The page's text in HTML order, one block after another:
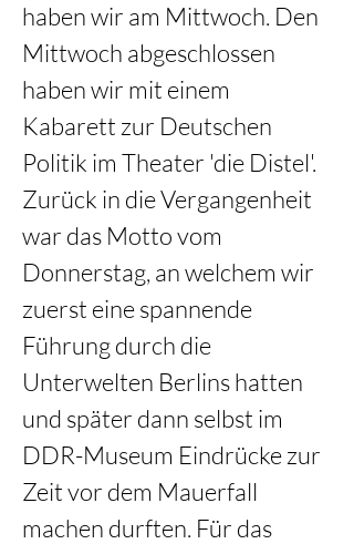
haben wir am Mittwoch. Den
Mittwoch abgeschlossen
haben wir mit einem
Kabarett zur Deutschen
Politik im Theater 'die Distel'.
Zurück in die Vergangenheit
war das Motto vom
Donnerstag, an welchem wir
zuerst eine spannende
Führung durch die
Unterwelten Berlins hatten
und später dann selbst im
DDR-Museum Eindrücke zur
Zeit vor dem Mauerfall
machen durften. Für das